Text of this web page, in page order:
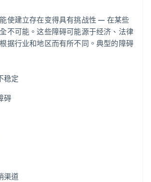
使建立存在变得具有挑战性 — 在某些
不可能。这些障碍可能源于经济、法律
据行业和地区而有所不同。典型的障碍
稳定
碍
渠道